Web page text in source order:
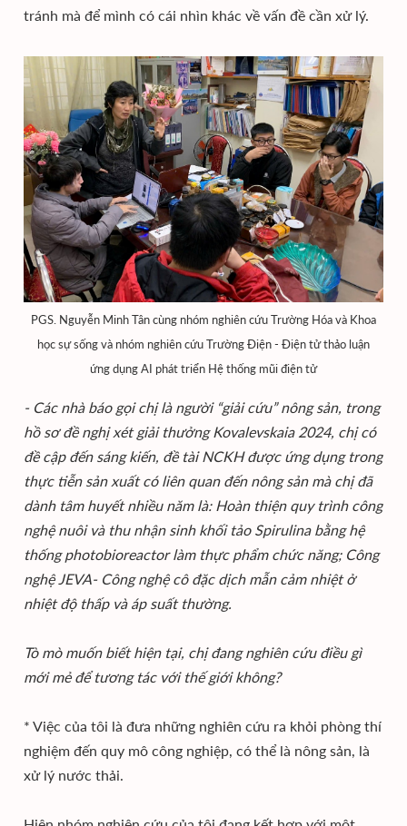
tránh mà để mình có cái nhìn khác về vấn đề cần xử lý.
PGS. Nguyễn Minh Tân cùng nhóm nghiên cứu Trường Hóa và Khoa
học sự sống và nhóm nghiên cứu Trường Điện - Điện tử thảo luận
ứng dụng AI phát triển Hệ thống mũi điện tử
- Các nhà báo gọi chị là người “giải cứu” nông sản, trong
hồ sơ đề nghị xét giải thưởng Kovalevskaia 2024, chị có
đề cập đến sáng kiến, đề tài NCKH được ứng dụng trong
thực tiễn sản xuất có liên quan đến nông sản mà chị đã
dành tâm huyết nhiều năm là: Hoàn thiện quy trình công
nghệ nuôi và thu nhận sinh khối tảo Spirulina bằng hệ
thống photobioreactor làm thực phẩm chức năng; Công
nghệ JEVA- Công nghệ cô đặc dịch mẫn cảm nhiệt ở
nhiệt độ thấp và áp suất thường.
Tò mò muốn biết hiện tại, chị đang nghiên cứu điều gì
mới mẻ để tương tác với thế giới không?
* Việc của tôi là đưa những nghiên cứu ra khỏi phòng thí
nghiệm đến quy mô công nghiệp, có thể là nông sản, là
xử lý nước thải.